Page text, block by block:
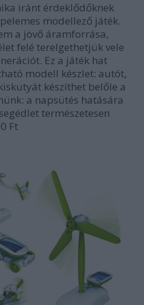
iránt érdeklődőknek
modellező játék.
a jövő áramforrása,
felé terelgethetjük vele
Ez a játék hat
modell készlet: autót,
készíthet belőle a
a napsütés hatására
természetesen
Ft